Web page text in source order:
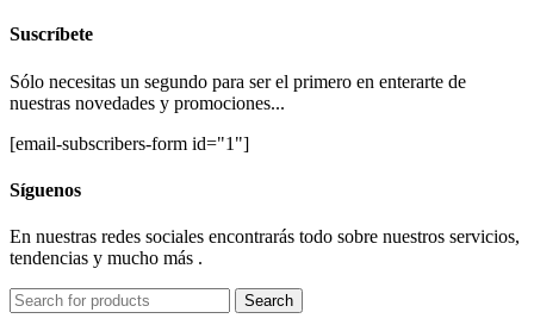
Suscríbete
Sólo necesitas un segundo para ser el primero en enterarte de
nuestras novedades y promociones...
[email-subscribers-form id="1"]
Síguenos
En nuestras redes sociales encontrarás todo sobre nuestros servicios,
tendencias y mucho más .
Search